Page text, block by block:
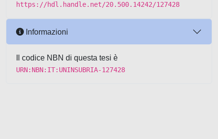
https://hdl.handle.net/20.500.14242/127428
Informazioni
Il codice NBN di questa tesi è
URN:NBN:IT:UNINSUBRIA-127428